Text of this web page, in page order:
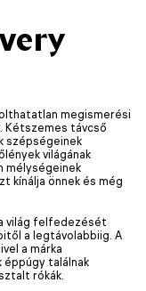
megismerési
Kétszemes távcső
szépségeinek
világának
mélységeinek
kínálja önnek és még
világ felfedezését
a legtávolabbiig. A
a márka
éppúgy találnak
rókák.